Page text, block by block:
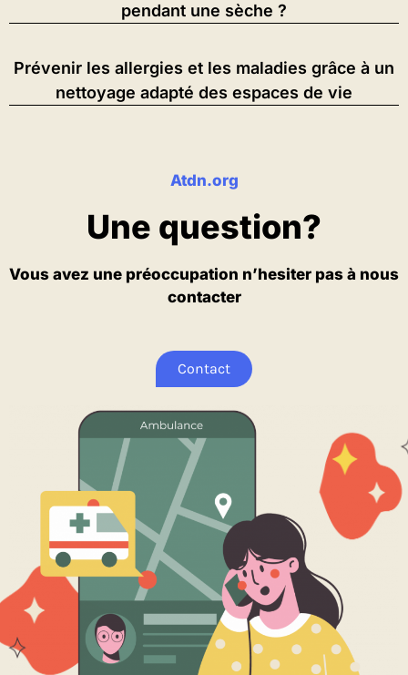
pendant une sèche ?
Prévenir les allergies et les maladies grâce à un
nettoyage adapté des espaces de vie
Atdn.org
Une question?
Vous avez une préoccupation n’hesiter pas à nous
contacter
Contact